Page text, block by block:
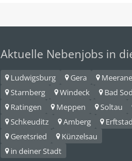
Aktuelle Nebenjobs in
Ludwigsburg Gera Meerane
Starnberg
Windeck Bad
Ratingen
Meppen Soltau
Schkeuditz
Amberg
Geretsried
Künzelsau
in deiner Stadt